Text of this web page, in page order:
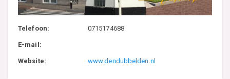
Telefoon: 0715174688
E-mail:
Website: www.dendubbelden.nl